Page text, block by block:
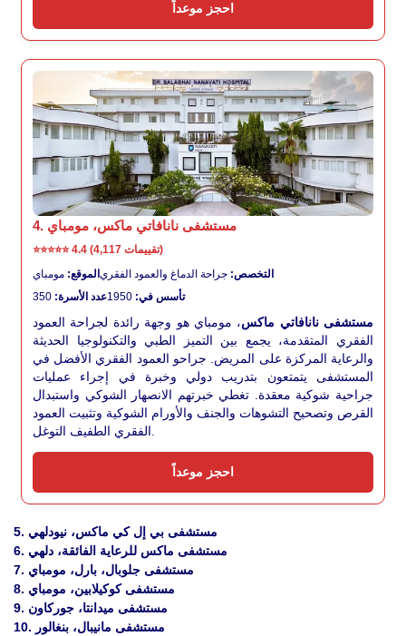
احجز موعداً
4. مستشفى نانافاتي ماكس، مومباي
⭐⭐⭐⭐⭐
4.4 (4,117 تقييمات)
الموقع: مومباي التخصص: جراحة الدماغ والعمود الفقري
عدد الأسرة: 350 تأسس في: 1950
مستشفى نانافاتي ماكس، مومباي هو وجهة رائدة لجراحة العمود
الفقري المتقدمة، يجمع بين التميز الطبي والتكنولوجيا الحديثة
والرعاية المركزة على المريض. جراحو العمود الفقري الأفضل في
المستشفى يتمتعون بتدريب دولي وخبرة في إجراء عمليات
جراحية شوكية معقدة. تغطي خبرتهم الانصهار الشوكي واستبدال
القرص وتصحيح التشوهات والجنف والأورام الشوكية وتثبيت العمود
الفقري الطفيف التوغل.
احجز موعداً
5. مستشفى بي إل كي ماكس، نيودلهي
6. مستشفى ماكس للرعاية الفائقة، دلهي
7. مستشفى جلوبال، بارل، مومباي
8. مستشفى كوكيلابين، مومباي
9. مستشفى ميدانتا، جوركاون
10. مستشفى مانيبال، بنغالور